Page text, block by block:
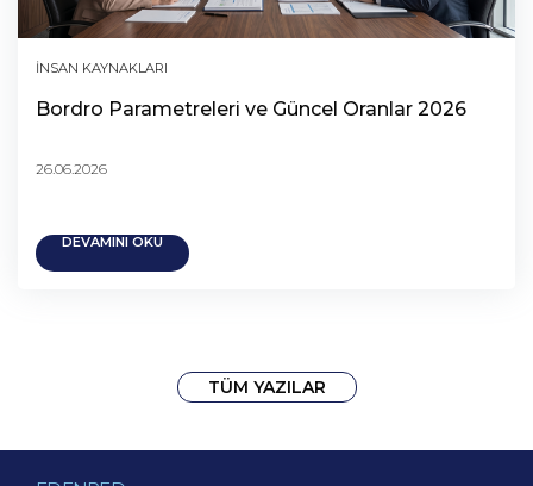
İNSAN KAYNAKLARI
Bordro Parametreleri ve Güncel Oranlar 2026
26.06.2026
DEVAMINI OKU
TÜM YAZILAR